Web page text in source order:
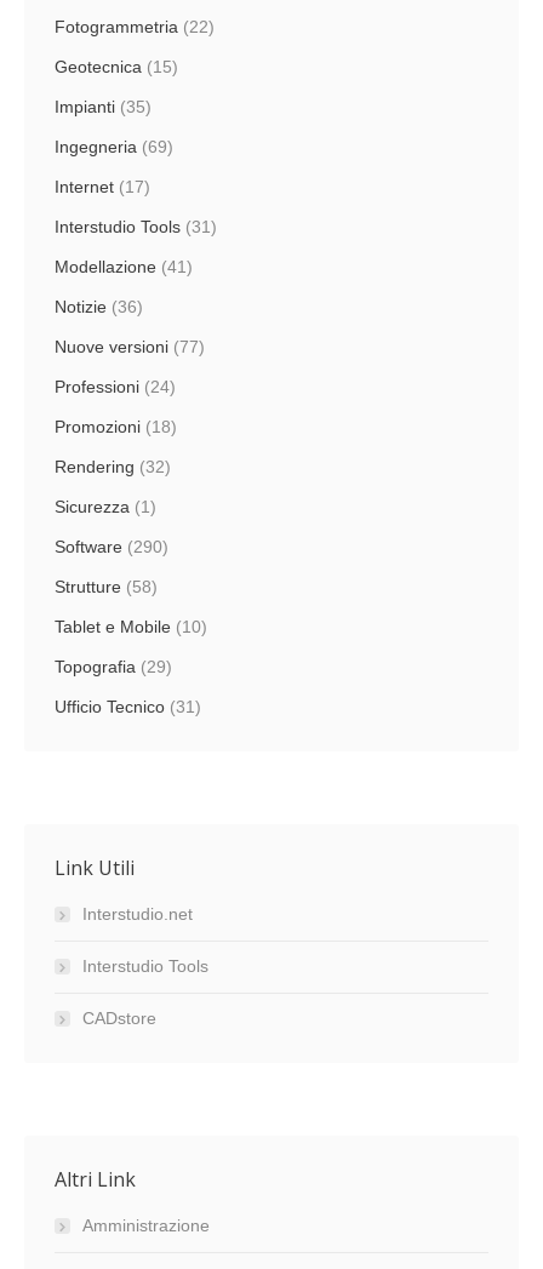
Fotogrammetria (22)
Geotecnica (15)
Impianti (35)
Ingegneria (69)
Internet (17)
Interstudio Tools (31)
Modellazione (41)
Notizie (36)
Nuove versioni (77)
Professioni (24)
Promozioni (18)
Rendering (32)
Sicurezza (1)
Software (290)
Strutture (58)
Tablet e Mobile (10)
Topografia (29)
Ufficio Tecnico (31)
Link Utili
Interstudio.net
Interstudio Tools
CADstore
Altri Link
Amministrazione